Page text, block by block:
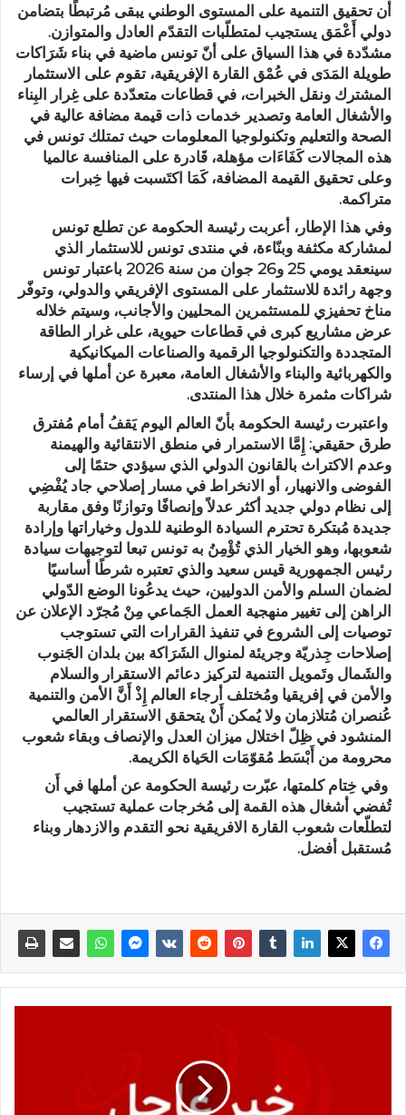
أن تحقيق التنمية على المستوى الوطني يبقى مُرتبطًا بتضامن
دولي أَعْمَق يستجيب لمتطلّبات التقدّم العادل والمتوازن.
مشدّدة في هذا السياق على أنّ تونس ماضية في بناء شَرَاكات
طويلة المَدَى في عُمْق القارة الإفريقية، تقوم على الاستثمار
المشترك ونقل الخبرات، في قطاعات متعدّدة على غِرار البِناء
والأشغال العامة وتصدير خدمات ذات قيمة مضافة عالية في
الصحة والتعليم وتكنولوجيا المعلومات حيث تمتلك تونس في
هذه المجالات كَفَاءَات مؤهلة، قَادرة على المنافسة عالميا
وعلى تحقيق القيمة المضافة، كَمَا اكتَسبت فيها خِبرات
متراكمة.
وفي هذا الإطار، أعربت رئيسة الحكومة عن تطلع تونس
لمشاركة مكثفة وبنّاءة، في منتدى تونس للاستثمار الذي
سينعقد يومي 25 و26 جوان من سنة 2026 باعتبار تونس
وجهة رائدة للاستثمار على المستوى الإفريقي والدولي، وتوفّر
مناخ تحفيزي للمستثمرين المحليين والأجانب، وسيتم خلاله
عرض مشاريع كبرى في قطاعات حيوية، على غرار الطاقة
المتجددة والتكنولوجيا الرقمية والصناعات الميكانيكية
والكهربائية والبناء والأشغال العامة، معبرة عن أملها في إرساء
شراكات مثمرة خلال هذا المنتدى.
واعتبرت رئيسة الحكومة بأنّ العالم اليوم يَقفُ أمام مُفترق
طرق حقيقي: إِمَّا الاستمرار في منطق الانتقائية والهيمنة
وعدم الاكتراث بالقانون الدولي الذي سيؤدي حتمًا إلى
الفوضى والانهيار، أو الانخراط في مسار إصلاحي جاد يُفْضِي
إلى نظام دولي جديد أكثر عدلاً وإنصافًا وتوازنًا وفق مقاربة
جديدة مُبتكرة تحترم السيادة الوطنية للدول وخياراتها وإرادة
شعوبها، وهو الخيار الذي تُؤْمِنُ به تونس تبعا لتوجيهات سيادة
رئيس الجمهورية قيس سعيد والذي تعتبره شرطًا أساسيًا
لضمان السلم والأمن الدوليين، حيث يدعُونا الوضع الدّولي
الراهن إلى تغيير منهجية العمل الجَماعي مِنْ مُجرّد الإعلان عن
توصيات إلى الشروع في تنفيذ القرارات التي تستوجب
إصلاحات جِذريّة وجريئة لمنوال الشَرَاكة بين بلدان الجَنوب
والشَمال وتَمويل التنمية لتركيز دعائم الاستقرار والسلام
والأمن في إفريقيا ومُختلف أرجاء العالم إِذْ أَنَّ الأمن والتنمية
عُنصران مُتلازمان ولا يُمكن أَنْ يتحقق الاستقرار العالمي
المنشود في ظِلّ اختلال ميزان العدل والإنصاف وبقاء شعوب
محرومة من أَبْسَط مُقوّمَات الحَياة الكريمة.
وفي خِتام كلمتها، عبّرت رئيسة الحكومة عن أملها في أَن
تُفضي أشغال هذه القمة إلى مُخرجات عملية تستجيب
لتطلّعات شعوب القارة الافريقية نحو التقدم والازدهار وبناء
مُستقبل أفضل.